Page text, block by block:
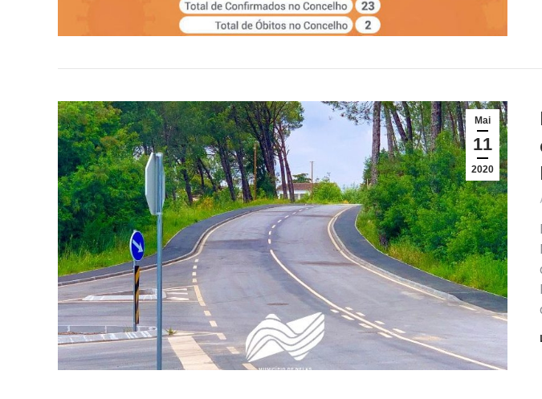
Mai
11
2020